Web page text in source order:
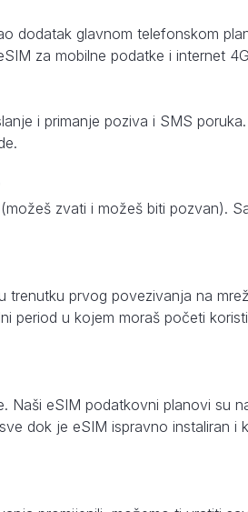
dodatak glavnom telefonskom
za mobilne podatke i internet
i primanje poziva i SMS
zvati i možeš biti pozvan).
prvog povezivanja na
period u kojem moraš početi
Naši eSIM podatkovni planovi su
dok je eSIM ispravno instaliran i